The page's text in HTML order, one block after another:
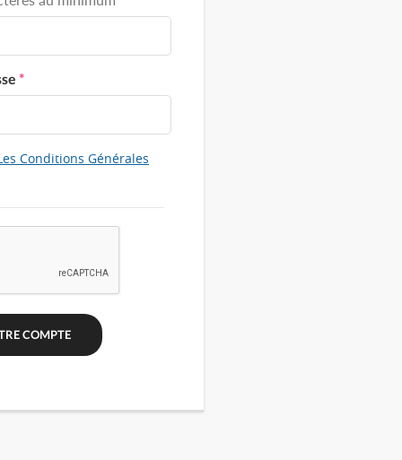
*
Conditions Générales